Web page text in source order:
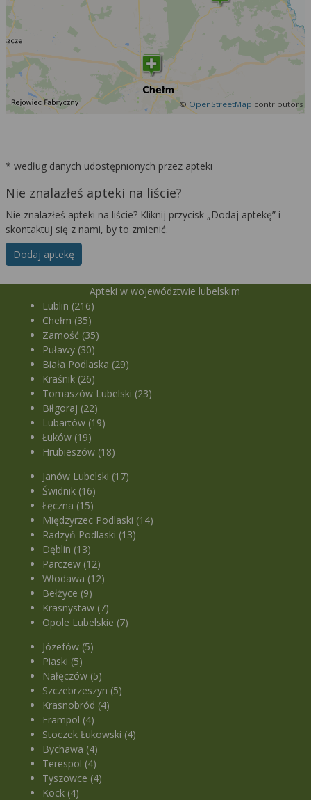
© OpenStreetMap contributors
* według danych udostępnionych przez apteki
Nie znalazłeś apteki na liście?
Nie znalazłeś apteki na liście? Kliknij przycisk „Dodaj aptekę” i
skontaktuj się z nami, by to zmienić.
Dodaj aptekę
Apteki w województwie lubelskim
Lublin (216)
Chełm (35)
Zamość (35)
Puławy (30)
Biała Podlaska (29)
Kraśnik (26)
Tomaszów Lubelski (23)
Biłgoraj (22)
Lubartów (19)
Łuków (19)
Hrubieszów (18)
Janów Lubelski (17)
Świdnik (16)
Łęczna (15)
Międzyrzec Podlaski (14)
Radzyń Podlaski (13)
Dęblin (13)
Parczew (12)
Włodawa (12)
Bełżyce (9)
Krasnystaw (7)
Opole Lubelskie (7)
Józefów (5)
Piaski (5)
Nałęczów (5)
Szczebrzeszyn (5)
Krasnobród (4)
Frampol (4)
Stoczek Łukowski (4)
Bychawa (4)
Terespol (4)
Tyszowce (4)
Kock (4)